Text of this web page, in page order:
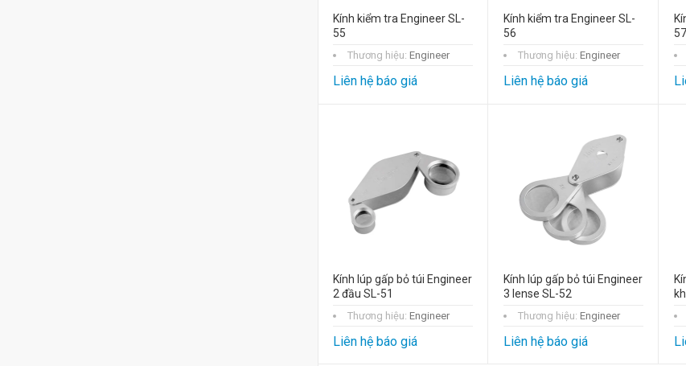
Kính kiểm tra Engineer SL-
55
Thương hiệu: Engineer
Liên hệ báo giá
Kính kiểm tra Engineer SL-
56
Thương hiệu: Engineer
Liên hệ báo giá
57
Kính lúp gấp bỏ túi Engineer
2 đầu SL-51
Thương hiệu: Engineer
Liên hệ báo giá
Kính lúp gấp bỏ túi Engineer
3 lense SL-52
Thương hiệu: Engineer
Liên hệ báo giá